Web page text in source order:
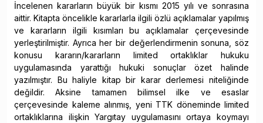
İncelenen kararların büyük bir kısmı 2015 yılı ve sonrasına
aittir. Kitapta öncelikle kararlarla ilgili özlü açıklamalar yapılmış
ve kararların ilgili kısımları bu açıklamalar çerçevesinde
yerleştirilmiştir. Ayrıca her bir değerlendirmenin sonuna, söz
konusu kararın/kararların limited ortaklıklar hukuku
uygulamasında yarattığı hukuki sonuçlar özet halinde
yazılmıştır. Bu haliyle kitap bir karar derlemesi niteliğinde
değildir. Aksine tamamen bilimsel ilke ve esaslar
çerçevesinde kaleme alınmış, yeni TTK döneminde limited
ortaklıklarına ilişkin Yargıtay uygulamasını ortaya koymayı